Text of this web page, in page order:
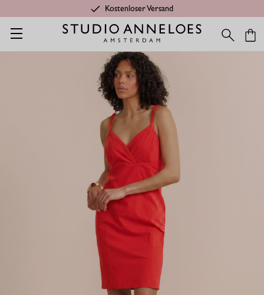
Kostenloser Versand
Startseite Leading gift Kato kleid - Korallenrot